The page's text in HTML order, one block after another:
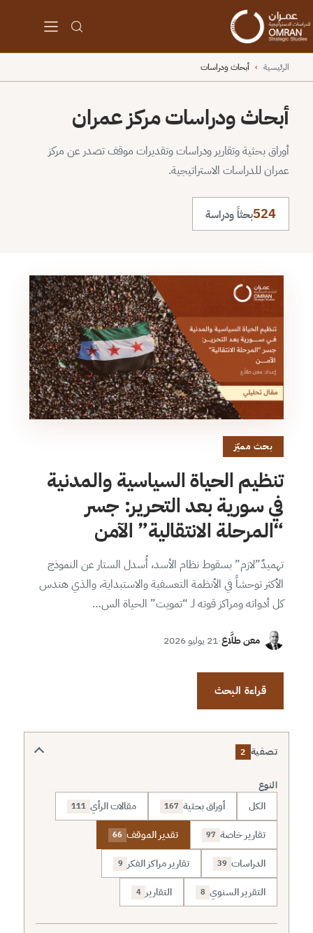
الرئيسية › أبحاث ودراسات
أبحاث ودراسات مركز عمران
أوراق بحثية وتقارير ودراسات وتقديرات موقف تصدر عن مركز
عمران للدراسات الاستراتيجية.
524بحثاً ودراسة
بحث مميّز
تنظيم الحياة السياسية والمدنية
في سورية بعد التحرير: جسر
“المرحلة الانتقالية” الآمن
تهميدٌ”لازم” بسقوط نظام الأسد، أُسدل الستار عن النموذج
الأكثر توحشاً في الأنظمة التعسفية والاستبداية، والذي هندس
كل أدواته ومراكز قوته لـ “تمويت” الحياة الس…
معن طلَّاع·21 يوليو 2026
قراءة البحث
تصفية 2
النوع
الكل أوراق بحثية 167 مقالات الرأي 111
تقارير خاصة 97 تقدير الموقف 66
الدراسات 39 تقارير مراكز الفكر 9
التقرير السنوي 8 التقارير 4